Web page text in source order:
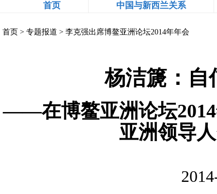
首页 中国与新西兰关系
首页 > 专题报道 > 李克强出席博鳌亚洲论坛2014年年会
杨洁篪：自
——在博鳌亚洲论坛
亚洲领导